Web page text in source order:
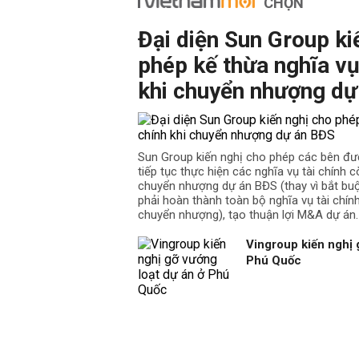
Bên cạnh đó, đấu giá đất Thọ
- Thông tin đấu giá đất gồm có vị
phường, thị trấn và huyện trên địa
- Thời hạn sử dụng của khu đất
- Giá khởi điểm và giá đặt trước
- Sơ đồ khu đất được đấu giá.
- Hình ảnh mô tả khu đất được đấu
Mục đích chính của “đấu giá đất
Mục tiêu chính của việc đấu giá đất
- Giúp Nhà nước huy động tối đa
hạ tầng và phát triển kinh tế.
- Tạo cơ sở cho sự phát triển thị
- Góp phần tạo lập sự ổn định, sự
cho thuê đất, đảm bảo lợi ích của
Đại diện Sun Group
phép kế thừa nghĩa
khi chuyển nhượng
Sun Group kiến nghị cho phép các bên
tiếp tục thực hiện các nghĩa vụ tài chính
chuyển nhượng dự án BĐS (thay vì bắt
phải hoàn thành toàn bộ nghĩa vụ tài
chuyển nhượng), tạo thuận lợi M&A dự án.
Vingroup kiến nghị
Phú Quốc